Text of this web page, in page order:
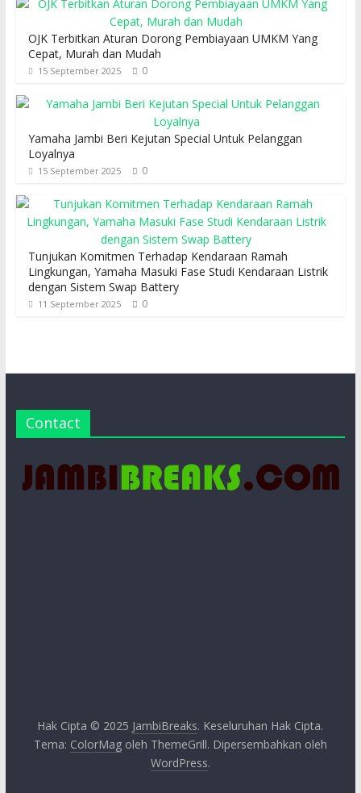
OJK Terbitkan Aturan Dorong Pembiayaan UMKM Yang
Cepat, Murah dan Mudah
15 September 2025 0
Yamaha Jambi Beri Kejutan Special Untuk Pelanggan
Loyalnya
15 September 2025 0
Tunjukan Komitmen Terhadap Kendaraan Ramah
Lingkungan, Yamaha Masuki Fase Studi Kendaraan Listrik
dengan Sistem Swap Battery
11 September 2025 0
Contact
Hak Cipta © 2025 JambiBreaks. Keseluruhan Hak Cipta.
Tema: ColorMagoleh ThemeGrill. Dipersembahkan oleh
WordPress.